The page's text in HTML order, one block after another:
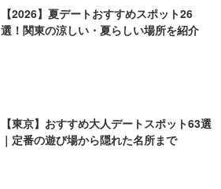
【2026】夏デートおすすめスポット26
選！関東の涼しい・夏らしい場所を紹介
【東京】おすすめ大人デートスポット63選
｜定番の遊び場から隠れた名所まで